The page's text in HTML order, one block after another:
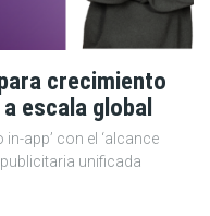
crecimiento
escala global
app’ con el ‘alcance
unificada